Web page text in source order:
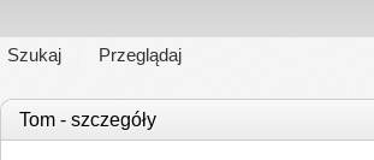
Szukaj Przeglądaj
Tom - szczegóły